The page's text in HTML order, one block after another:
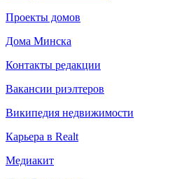
Проекты домов
Дома Минска
Контакты редакции
Вакансии риэлтеров
Википедия недвижимости
Карьера в Realt
Медиакит